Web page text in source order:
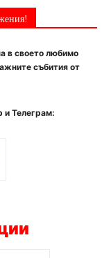
в своето любимо
събития от
и Телеграм: